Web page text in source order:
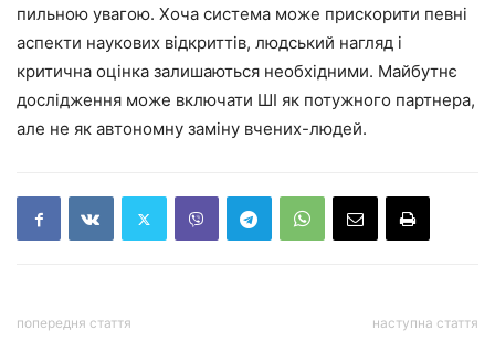
пильною увагою. Хоча система може прискорити певні
аспекти наукових відкриттів, людський нагляд і
критична оцінка залишаються необхідними. Майбутнє
дослідження може включати ШІ як потужного партнера,
але не як автономну заміну вчених-людей.
попередня стаття наступна стаття